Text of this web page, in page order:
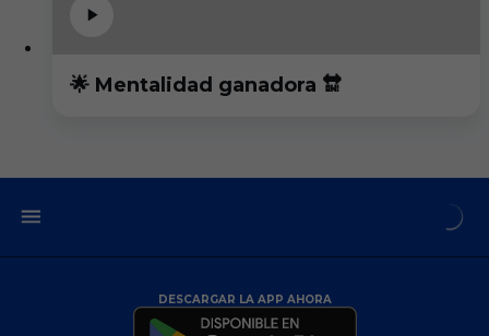
🌟 Mentalidad ganadora 🔛
DESCARGAR LA APP AHORA